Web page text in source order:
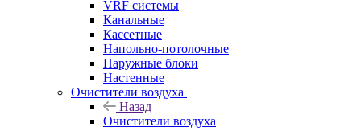
VRF системы
Канальные
Кассетные
Напольно-потолочные
Наружные блоки
Настенные
Очистители воздуха
Назад
Очистители воздуха